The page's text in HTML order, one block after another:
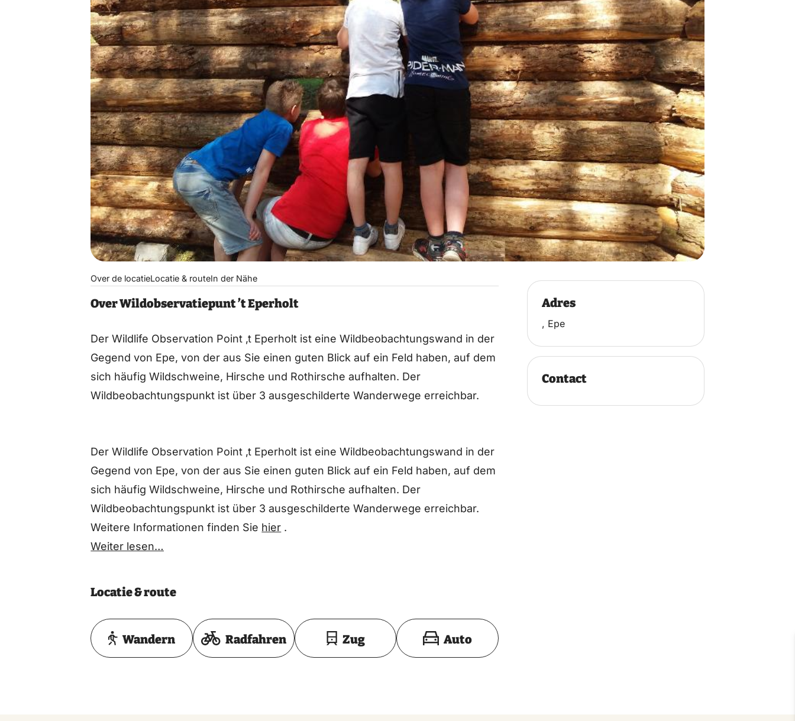
Over de locatieLocatie & routeIn der Nähe
Over Wildobservatiepunt ’t Eperholt
Der Wildlife Observation Point ‚t Eperholt ist eine Wildbeobachtungswand in der
Gegend von Epe, von der aus Sie einen guten Blick auf ein Feld haben, auf dem
sich häufig Wildschweine, Hirsche und Rothirsche aufhalten. Der
Wildbeobachtungspunkt ist über 3 ausgeschilderte Wanderwege erreichbar.
Der Wildlife Observation Point ‚t Eperholt ist eine Wildbeobachtungswand in der
Gegend von Epe, von der aus Sie einen guten Blick auf ein Feld haben, auf dem
sich häufig Wildschweine, Hirsche und Rothirsche aufhalten. Der
Wildbeobachtungspunkt ist über 3 ausgeschilderte Wanderwege erreichbar.
Weitere Informationen finden Sie hier .
Weiter lesen…
Locatie & route
Toon op kaart
Wandern Radfahren Zug Auto
Adres
, Epe
Contact